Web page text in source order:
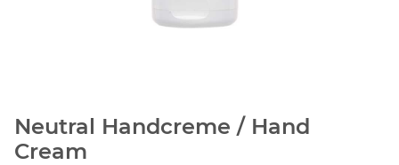
Neutral Handcreme / Hand
Cream